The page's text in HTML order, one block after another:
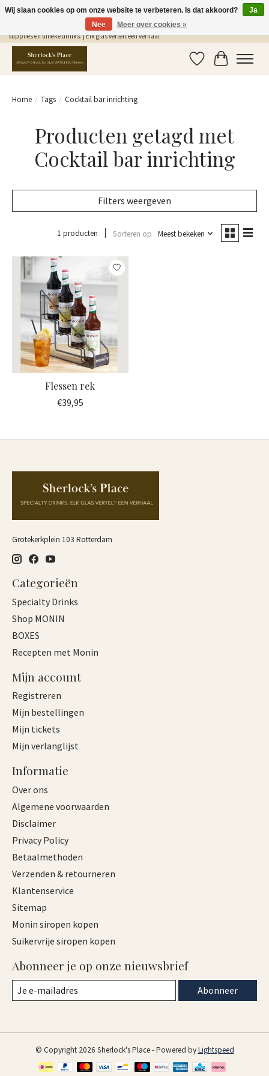
Gratis Verzending in NL vanaf €75,- | Sherlocks Place: dé plek voor MONIN siropen, bar
supplies en unieke drinks. | Elk glas vertelt een verhaal
Verlanglijst
Home / Tags / Cocktail bar inrichting
Producten getagd met
Cocktail bar inrichting
Filters weergeven
1 producten Sorteren op Meest bekeken
Flessen rek
€39,95
Grotekerkplein 103 Rotterdam
Categorieën
Specialty Drinks
Shop MONIN
BOXES
Recepten met Monin
Mijn account
Registreren
Mijn bestellingen
Mijn tickets
Mijn verlanglijst
Informatie
Over ons
Algemene voorwaarden
Disclaimer
Privacy Policy
Betaalmethoden
Verzenden & retourneren
Klantenservice
Sitemap
Monin siropen kopen
Suikervrije siropen kopen
Abonneer je op onze nieuwsbrief
Abonneer
© Copyright 2026 Sherlock's Place - Powered byLightspeed
Wij slaan cookies op om onze website te verbeteren. Is dat akkoord?
Ja
Nee
Meer over cookies »